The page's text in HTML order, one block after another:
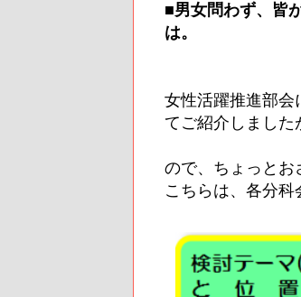
■男女問わず、皆
は。
女性活躍推進部会
てご紹介しました
ので、ちょっとお
こちらは、各分科